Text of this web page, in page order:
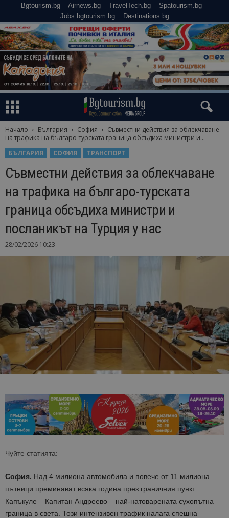
Bgtourism.bg Airnews.bg TravelTech.bg
Spatourism.bg
Jobs.bgtourism.bg
Destinations.bg
Начало България София
Съвместни действия за облекчаване
на трафика на българо-турската граница обсъдиха министри и...
БЪЛГАРИЯ
СОФИЯ ТРАНСПОРТ
Съвместни действия за облекчаване
на трафика на българо-турската
граница обсъдиха министри и
посланикът на Турция у нас
28/02/2026 10:23
Чуйте статията:
София. Над 4 милиона автомобила и повече от 11 милиона
пътници преминават всяка година през граничния пункт
Капъкуле – Капитан Андреево – най-натоварената сухопътна
граница в света. Този интензивен трафик налага спешна